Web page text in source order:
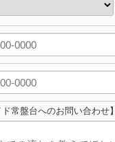
ド常盤台へのお問い合わせ